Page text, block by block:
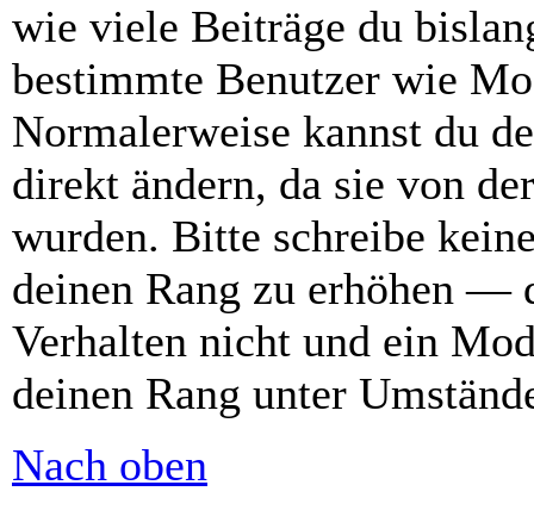
wie viele Beiträge du
bestimmte Benutzer wie
Normalerweise kannst du
direkt ändern, da sie von
wurden. Bitte schreibe
deinen Rang zu erhöhen —
Verhalten nicht und ein
deinen Rang unter
Nach oben